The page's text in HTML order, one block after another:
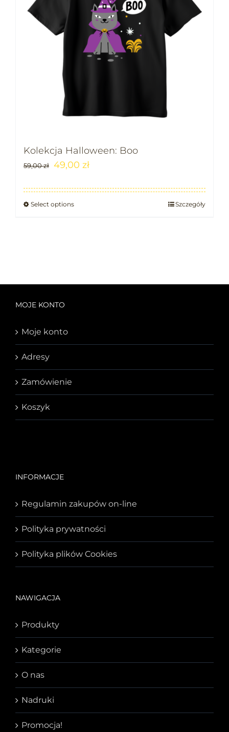
Kolekcja Halloween: Boo
59,00zł 49,00 zł
Select options Szczegóły
MOJE KONTO
Moje konto
Adresy
Zamówienie
Koszyk
INFORMACJE
Regulamin zakupów on-line
Polityka prywatności
Polityka plików Cookies
NAWIGACJA
Produkty
Kategorie
O nas
Nadruki
Promocja!